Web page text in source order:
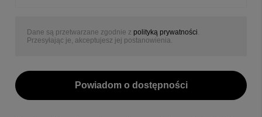
Dane są przetwarzane zgodnie z polityką prywatności
Przesyłając je, akceptujesz jej postanowienia.
Powiadom o dostępności